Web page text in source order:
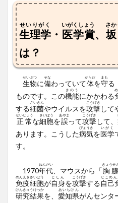
生理学
せいりがく
・ 医学賞
いがくしょう
、
さか
は？
生物
せいぶつ
に備
そな
わっていて体
からだ
を守
まも
る
ものです。この機能
きのう
にかかわる
する細菌
さいきん
やウイルスを攻撃
こうげき
して
正常
せいじょう
な細胞
さいぼう
を誤
あやま
って攻撃
こうげき
して、
あります。こうした病気
びょうき
を医学
いがく
す。
1970年
ねん
代
だい
、マウスから「胸腺
きょうせん
免疫
めんえき
細胞
さいぼう
が自身
じしん
を攻撃
こうげき
する自己
じこめん
研究結果
けんきゅうけっか
を、 愛知県
あいちけん
がんセンタ